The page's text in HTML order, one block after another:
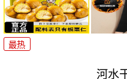
最热
河水